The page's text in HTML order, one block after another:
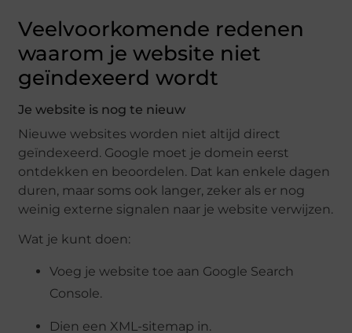
Veelvoorkomende redenen
waarom je website niet
geïndexeerd wordt
Je website is nog te nieuw
Nieuwe websites worden niet altijd direct
geïndexeerd. Google moet je domein eerst
ontdekken en beoordelen. Dat kan enkele dagen
duren, maar soms ook langer, zeker als er nog
weinig externe signalen naar je website verwijzen.
Wat je kunt doen:
Voeg je website toe aan Google Search
Console.
Dien een XML-sitemap in.